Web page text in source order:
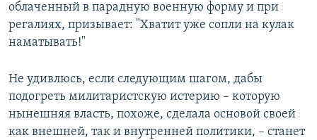
облаченный в парадную военную форму и при
регалиях, призывает: "Хватит уже сопли на кулак
наматывать!"
Не удивлюсь, если следующим шагом, дабы
подогреть милитаристскую истерию – которую
нынешняя власть, похоже, сделала основой своей
как внешней, так и внутренней политики, – станет